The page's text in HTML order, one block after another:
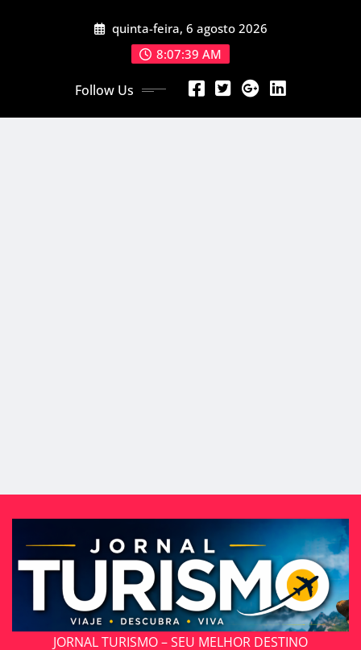
quinta-feira, 6 agosto 2026
8:07:40 AM
Follow Us
JORNAL TURISMO – SEU MELHOR DESTINO